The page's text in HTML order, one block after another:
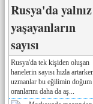
Rusya'da yalnız
yaşayanların
sayısı
Rusya'da tek kişiden oluşan
hanelerin sayısı hızla
uzmanlar bu eğilimin doğum
oranlarını daha da aş...